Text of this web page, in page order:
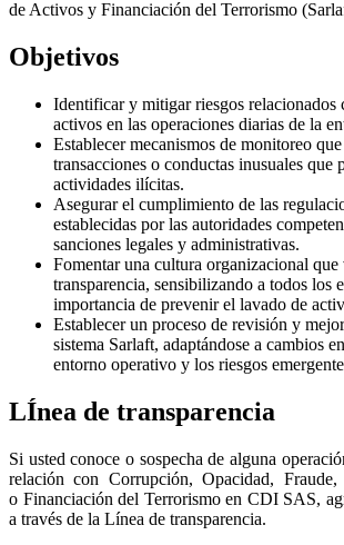
de Activos y Financiación del Terrorismo
Objetivos
Identificar y mitigar riesgos relacionados
activos en las operaciones diarias de la
Establecer mecanismos de monitoreo
transacciones o conductas inusuales que
actividades ilícitas.
Asegurar el cumplimiento de las
establecidas por las autoridades
sanciones legales y administrativas.
Fomentar una cultura organizacional
transparencia, sensibilizando a todos los
importancia de prevenir el lavado de
Establecer un proceso de revisión y
sistema Sarlaft, adaptándose a cambios
entorno operativo y los riesgos
LÍnea de transparencia
Si usted conoce o sospecha de alguna
relación con Corrupción, Opacidad,
o Financiación del Terrorismo en CDI SAS,
a través de la Línea de transparencia.